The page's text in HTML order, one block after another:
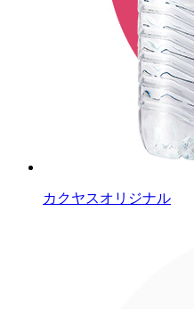
カクヤスオリジナル